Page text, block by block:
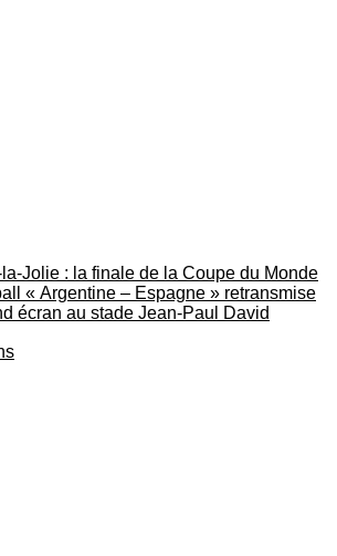
la-Jolie : la finale de la Coupe du Monde
« Argentine – Espagne » retransmise
écran au stade Jean-Paul David